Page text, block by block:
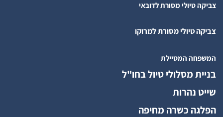
צביקה טיולי מסורת לדובאי
צביקה טיולי מסורת למרוקו
המשפחה המטיילת
בניית מסלולי טיול בחו"ל
שייט נהרות
הפלגה כשרה מחיפה